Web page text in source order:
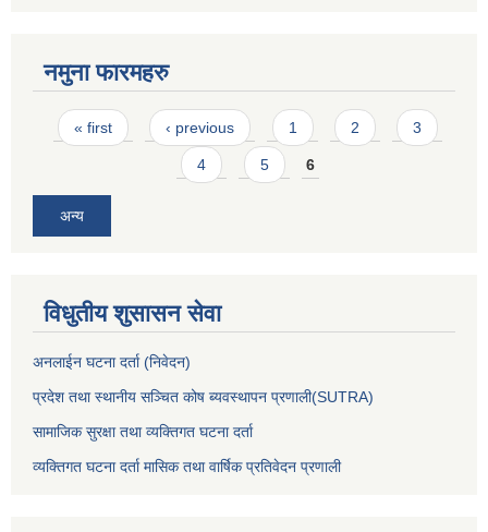
नमुना फारमहरु
Pages
« first ‹ previous 1 2 3
4 5 6
अन्य
विधुतीय शुसासन सेवा
अनलाईन घटना दर्ता (निवेदन)
प्रदेश तथा स्थानीय सञ्चित कोष ब्यवस्थापन प्रणाली(SUTRA)
सामाजिक सुरक्षा तथा व्यक्तिगत घटना दर्ता
व्यक्तिगत घटना दर्ता मासिक तथा वार्षिक प्रतिवेदन प्रणाली